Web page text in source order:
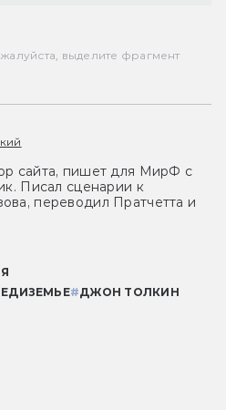
выделите фрагмент
сайта, пишет для МирФ с
Писал сценарии к
переводил Пратчетта и
#ДЖОН ТОЛКИН